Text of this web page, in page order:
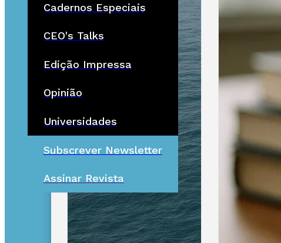
Cadernos Especiais
CEO's Talks
Edição Impressa
Opinião
Universidades
Subscrever Newsletter
Assinar Revista